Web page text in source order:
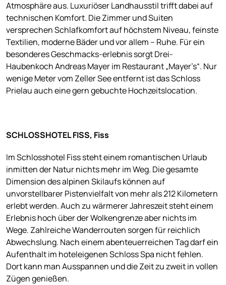
Atmosphäre aus. Luxuriöser Landhausstil trifft dabei auf
technischen Komfort. Die Zimmer und Suiten
versprechen Schlafkomfort auf höchstem Niveau, feinste
Textilien, moderne Bäder und vor allem – Ruhe. Für ein
besonderes Geschmacks-erlebnis sorgt Drei-
Haubenkoch Andreas Mayer im Restaurant „Mayer’s“. Nur
wenige Meter vom Zeller See entfernt ist das Schloss
Prielau auch eine gern gebuchte Hochzeitslocation.
SCHLOSSHOTEL FISS, Fiss
Im Schlosshotel Fiss steht einem romantischen Urlaub
inmitten der Natur nichts mehr im Weg. Die gesamte
Dimension des alpinen Skilaufs können auf
unvorstellbarer Pistenvielfalt von mehr als 212 Kilometern
erlebt werden. Auch zu wärmerer Jahreszeit steht einem
Erlebnis hoch über der Wolkengrenze aber nichts im
Wege. Zahlreiche Wanderrouten sorgen für reichlich
Abwechslung. Nach einem abenteuerreichen Tag darf ein
Aufenthalt im hoteleigenen Schloss Spa nicht fehlen.
Dort kann man Ausspannen und die Zeit zu zweit in vollen
Zügen genießen.